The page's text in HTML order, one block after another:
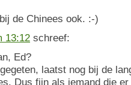
de Chinees ook. :-)
13:12 schreef:
Ed?
laatst nog bij de
Dus fijn als iemand die